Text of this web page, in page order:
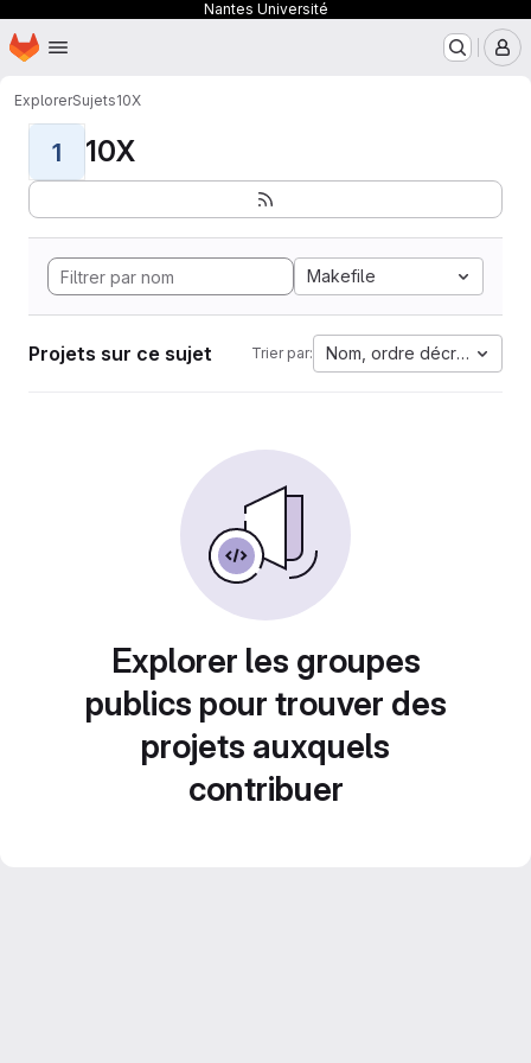
Nantes Université
Passer au contenu principal
Page d'accueil
ExplorerSujets10X
1 10X
Makefile
Projets sur ce sujet Trier par: Nom, ordre décroissant
Explorer les groupes
publics pour trouver des
projets auxquels
contribuer